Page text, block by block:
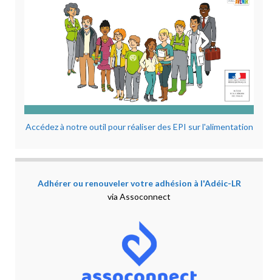
Accédez à notre outil pour réaliser des EPI sur l'alimentation
Adhérer ou renouveler votre adhésion à l'Adéic-LR
via Assoconnect